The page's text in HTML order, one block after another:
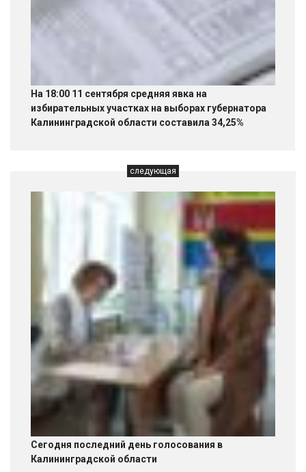
На 18:00 11 сентября средняя явка на
избирательных участках на выборах губернатора
Калининградской области составила 34,25%
следующая
Сегодня последний день голосования в
Калининградской области